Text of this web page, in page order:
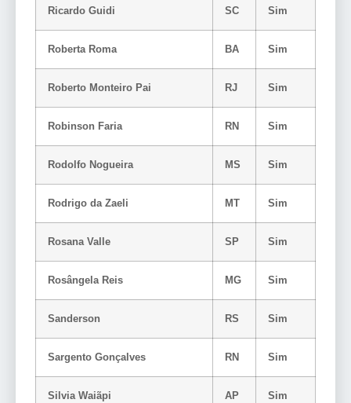
Ricardo Guidi SC Sim
Roberta Roma BA Sim
Roberto Monteiro Pai RJ Sim
Robinson Faria RN Sim
Rodolfo Nogueira MS Sim
Rodrigo da Zaeli MT Sim
Rosana Valle SP Sim
Rosângela Reis MG Sim
Sanderson RS Sim
Sargento Gonçalves RN Sim
Silvia Waiãpi AP Sim